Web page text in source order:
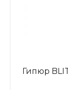
Гипюр